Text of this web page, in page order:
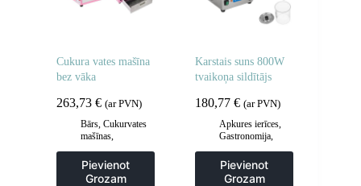
Cukura vates mašīna
bez vāka
263,73 € (ar PVN)
Bārs Cukurvates
mašīnas
Pievienot
Grozam
Karstais suns 800W
tvaikoņa sildītājs
180,77€ (ar PVN)
Apkures ierīces
Gastronomija
aprīkojums
Virtuve
Pievienot
Grozam